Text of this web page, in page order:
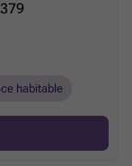
habitable